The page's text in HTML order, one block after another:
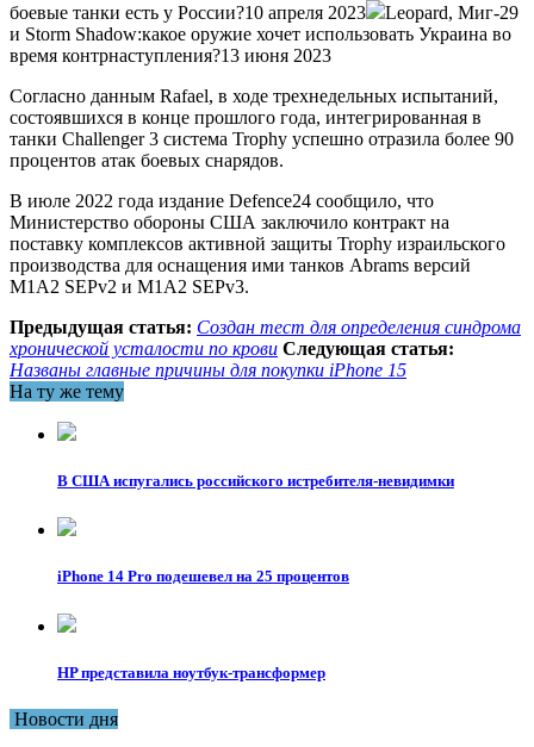
боевые танки есть у России?10 апреля 2023
Leopard, Миг-29
и Storm Shadow:какое оружие хочет использовать Украина во
время контрнаступления?13 июня 2023
Согласно данным Rafael, в ходе трехнедельных испытаний,
состоявшихся в конце прошлого года, интегрированная в
танки Challenger 3 система Trophy успешно отразила более 90
процентов атак боевых снарядов.
В июле 2022 года издание Defence24 сообщило, что
Министерство обороны США заключило контракт на
поставку комплексов активной защиты Trophy израильского
производства для оснащения ими танков Abrams версий
M1A2 SEPv2 и M1A2 SEPv3.
Предыдущая статья: Создан тест для определения синдрома
хронической усталости по крови Следующая статья:
Названы главные причины для покупки iPhone 15
На ту же тему
В США испугались российского истребителя-невидимки
iPhone 14 Pro подешевел на 25 процентов
HP представила ноутбук-трансформер
Новости дня